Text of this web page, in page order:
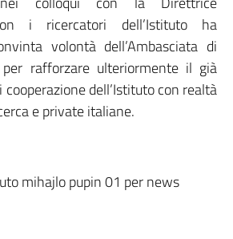
i ricercatori dell’Istituto ha
volontà dell’Ambasciata di
rafforzare ulteriormente il già
dell’Istituto con realtà
e private italiane.